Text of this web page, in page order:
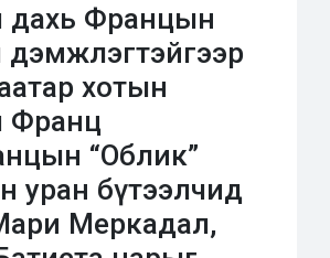
дахь Францын
хотын
Франц
“Облик”
уран бүтээлчид
Меркадал,